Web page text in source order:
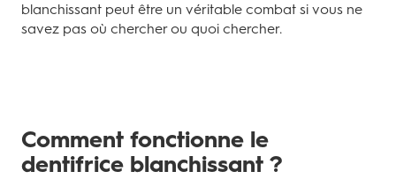
blanchissant peut être un véritable combat si vous ne
savez pas où chercher ou quoi chercher.
Comment fonctionne le
dentifrice blanchissant ?